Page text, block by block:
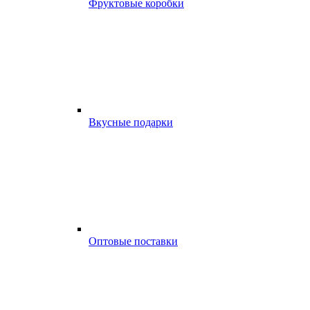
Фруктовые коробки
Вкусные подарки
Оптовые поставки